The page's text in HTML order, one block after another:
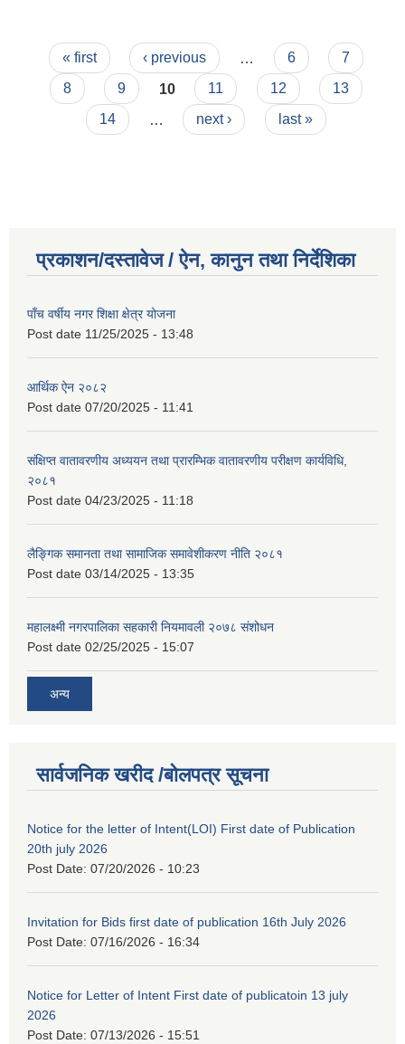
Pages
« first ‹ previous 6
7
8
9 10 11 12
13
14
next › last »
प्रकाशन/दस्तावेज / ऐन, कानुन तथा निर्देशिका
पाँच वर्षीय नगर शिक्षा क्षेत्र योजना
Post date 11/25/2025 - 13:48
आर्थिक ऐन २०८२
Post date 07/20/2025 - 11:41
संक्षिप्त वातावरणीय अध्ययन तथा प्रारम्भिक वातावरणीय परीक्षण कार्यविधि,
२०८१
Post date 04/23/2025 - 11:18
लैङ्गिक समानता तथा सामाजिक समावेशीकरण नीति २०८१
Post date 03/14/2025 - 13:35
महालक्ष्मी नगरपालिका सहकारी नियमावली २०७८ संशोधन
Post date 02/25/2025 - 15:07
अन्य
सार्वजनिक खरीद /बोलपत्र सूचना
Notice for the letter of Intent(LOI) First date of Publication
20th july 2026
Post Date: 07/20/2026 - 10:23
Invitation for Bids first date of publication 16th July 2026
Post Date: 07/16/2026 - 16:34
Notice for Letter of Intent First date of publicatoin 13 july
2026
Post Date: 07/13/2026 - 15:51